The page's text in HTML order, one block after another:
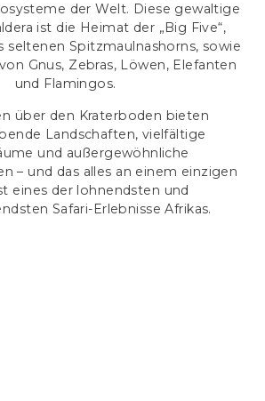
der Welt. Diese gewaltige
ist die Heimat der „Big Five“,
seltenen Spitzmaulnashorns, sowie
Gnus, Zebras, Löwen, Elefanten
und Flamingos.
über den Kraterboden bieten
Landschaften, vielfältige
und außergewöhnliche
– und das alles an einem einzigen
eines der lohnendsten und
Safari-Erlebnisse Afrikas.